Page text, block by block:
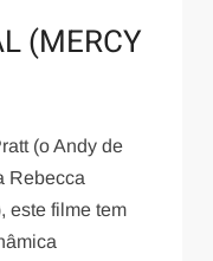
(MERCY
(o Andy de
Rebecca
este filme tem